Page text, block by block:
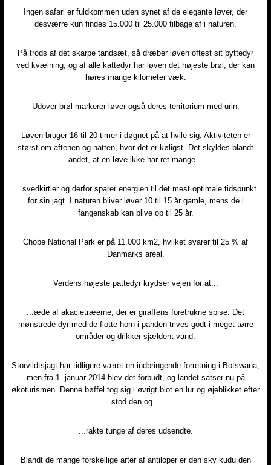
Ingen safari er fuldkommen uden synet af de elegante løver, der
desværre kun findes 15.000 til 25.000 tilbage af i naturen.
På trods af det skarpe tandsæt, så dræber løven oftest sit byttedyr
ved kvælning, og af alle kattedyr har løven det højeste brøl, der kan
høres mange kilometer væk.
Udover brøl markerer løver også deres territorium med urin.
Løven bruger 16 til 20 timer i døgnet på at hvile sig. Aktiviteten er
størst om aftenen og natten, hvor det er køligst. Det skyldes blandt
andet, at en løve ikke har ret mange...
...svedkirtler og derfor sparer energien til det mest optimale tidspunkt
for sin jagt. I naturen bliver løver 10 til 15 år gamle, mens de i
fangenskab kan blive op til 25 år.
Chobe National Park er på 11.000 km2, hvilket svarer til 25 % af
Danmarks areal.
Verdens højeste pattedyr krydser vejen for at...
...æde af akacietræerne, der er giraffens foretrukne spise. Det
mønstrede dyr med de flotte horn i panden trives godt i meget tørre
områder og drikker sjældent vand.
Storvildtsjagt har tidligere været en indbringende forretning i Botswana,
men fra 1. januar 2014 blev det forbudt, og landet satser nu på
økoturismen. Denne bøffel tog sig i øvrigt blot en lur og øjeblikket efter
stod den og...
...rakte tunge af deres udsendte.
Blandt de mange forskellige arter af antiloper er den sky kudu den